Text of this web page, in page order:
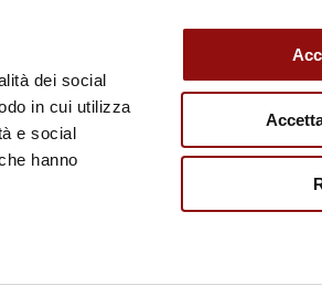
dei social
in cui utilizza
e social
hanno
DEL
MUSEO DEL